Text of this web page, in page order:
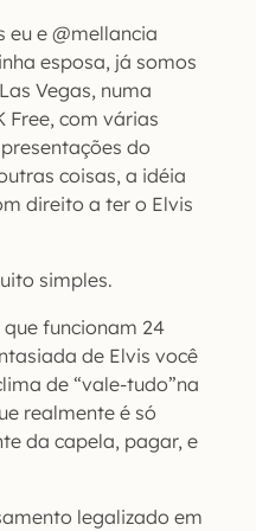
eu e @mellancia
esposa, já somos
Vegas, numa
Free, com várias
do
coisas, a idéia
direito a ter o Elvis
simples.
funcionam 24
de Elvis você
de “vale-tudo”na
realmente é só
da capela, pagar, e
legalizado em